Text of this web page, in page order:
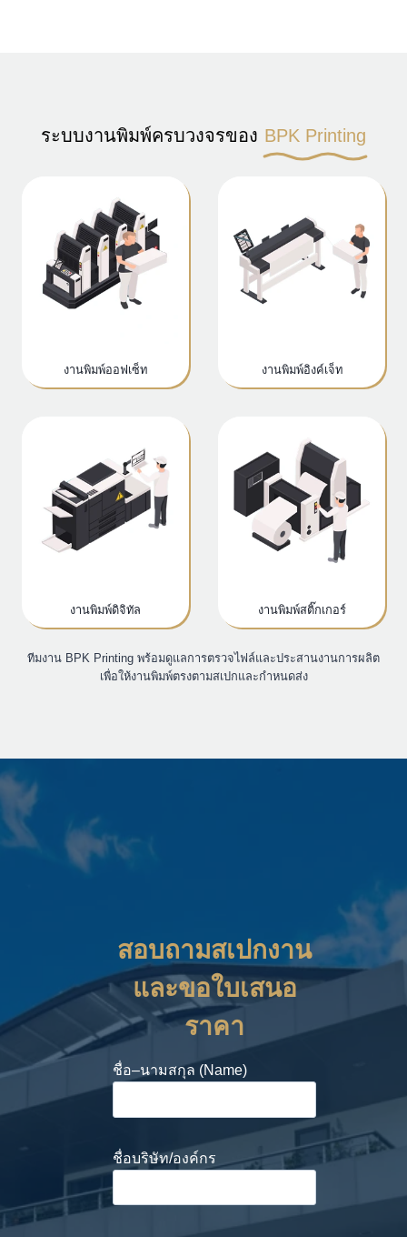
ระบบงานพิมพ์ครบวงจรของ BPK Printing
งานพิมพ์ออฟเซ็ท งานพิมพ์อิงค์เจ็ท
งานพิมพ์ดิจิทัล งานพิมพ์สติ๊กเกอร์
ทีมงาน BPK Printing พร้อมดูแลการตรวจไฟล์และประสานงานการผลิต
เพื่อให้งานพิมพ์ตรงตามสเปกและกำหนดส่ง
สอบถามสเปกงาน
และขอใบเสนอ
ราคา
ชื่อ–นามสกุล (Name)
ชื่อบริษัท/องค์กร